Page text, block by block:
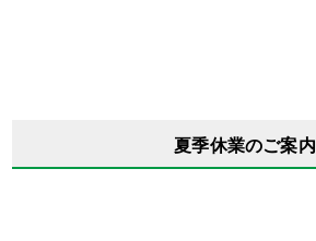
夏季休業のご案内